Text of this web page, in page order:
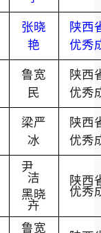
张晓
艳
陕西
优秀
鲁宽
民
陕西
优秀
梁严
冰
陕西
优秀
尹
洁
黑晓
卉
陕西
优秀
鲁宽